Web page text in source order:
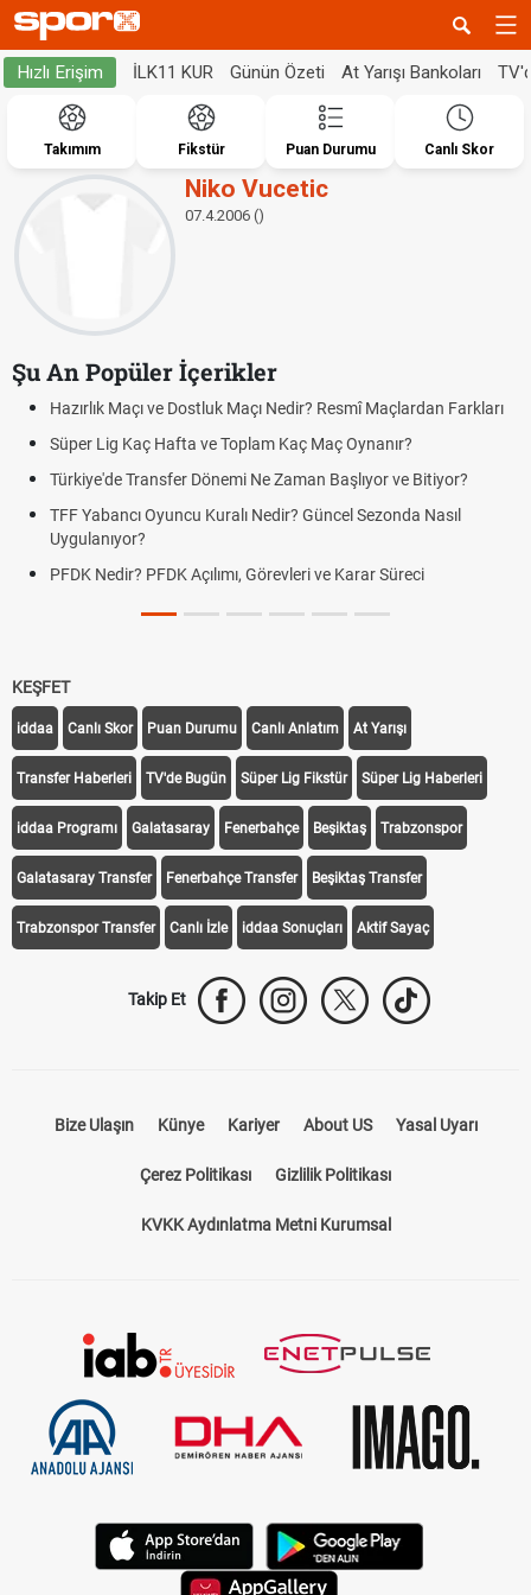
Hızlı Erişim İLK11 KUR Günün Özeti At Yarışı Bankoları
Takımım Fikstür Puan Durumu Canlı Skor
Niko Vucetic
07.4.2006 ()
Şu An Popüler İçerikler
Hazırlık Maçı ve Dostluk Maçı Nedir? Resmî Maçlardan Farkları
Süper Lig Kaç Hafta ve Toplam Kaç Maç Oynanır?
Türkiye'de Transfer Dönemi Ne Zaman Başlıyor ve Bitiyor?
TFF Yabancı Oyuncu Kuralı Nedir? Güncel Sezonda Nasıl
Uygulanıyor?
PFDK Nedir? PFDK Açılımı, Görevleri ve Karar Süreci
KEŞFET
iddaa Canlı Skor Puan Durumu Canlı Anlatım At Yarışı
Transfer Haberleri TV'de Bugün Süper Lig Fikstür Süper Lig Haberleri
iddaa Programı Galatasaray Fenerbahçe Beşiktaş Trabzonspor
Galatasaray Transfer Fenerbahçe Transfer Beşiktaş Transfer
Trabzonspor Transfer Canlı İzle iddaa Sonuçları Aktif Sayaç
Takip Et
Bize Ulaşın Künye Kariyer About US Yasal Uyarı
Çerez Politikası Gizlilik Politikası
KVKK Aydınlatma Metni Kurumsal